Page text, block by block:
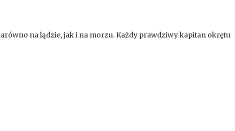
na lądzie, jak i na morzu. Każdy prawdziwy kapitan okrętu